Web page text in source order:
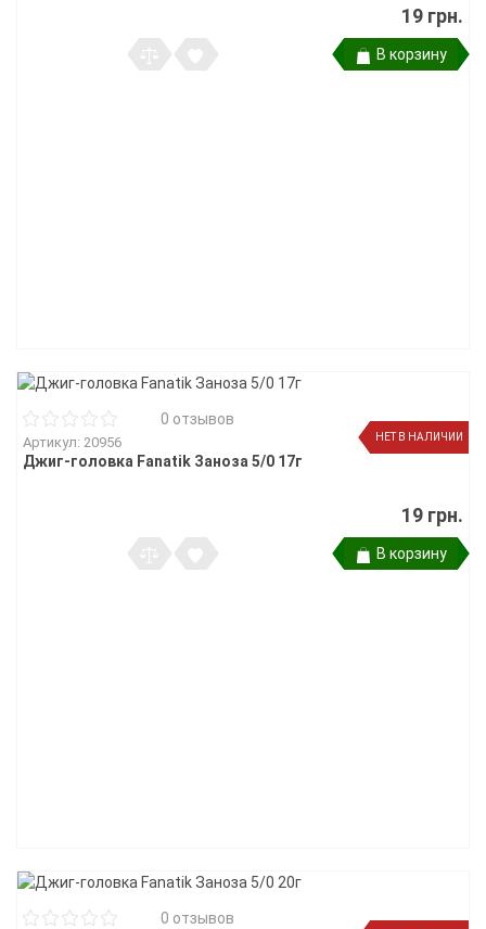
19 грн.
В корзину
НЕТ В НАЛИЧИИ
0 отзывов
Артикул: 20956
Джиг-головка Fanatik Заноза 5/0 17г
19 грн.
В корзину
0 отзывов